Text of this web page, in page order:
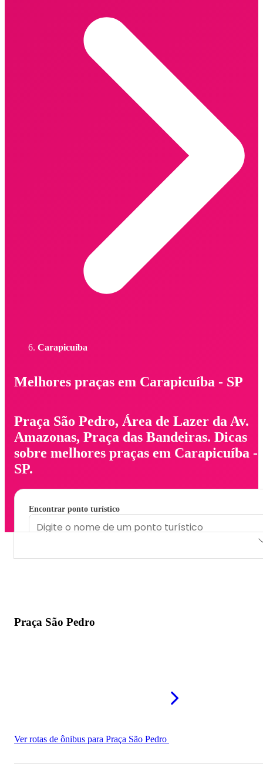
Carapicuíba
Melhores praças em Carapicuíba - SP
Praça São Pedro, Área de Lazer da Av.
Amazonas, Praça das Bandeiras. Dicas
sobre melhores praças em Carapicuíba -
SP.
Encontrar ponto turístico
Praça São Pedro
Ver rotas de ônibus para Praça São Pedro